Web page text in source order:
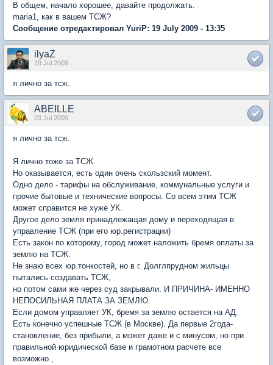
В общем, начало хорошее, давайте продолжать.
maria1, как в вашем ТСЖ?
Сообщение отредактировал YuriP: 19 July 2009 - 13:35
ilyaZ
19 Jul 2009
я лично за тсж.
ABEILLE
20 Jul 2009
я лично за тсж.
Я лично тоже за ТСЖ.
Но оказывается, есть один очень скользский момент.
Одно дело - тарифы на обслуживание, коммунальные услуги и
прочие бытовые и технические вопросы. Со всем этим ТСЖ
может справится не хуже УК.
Другое дело земля принадлежащая дому и переходящая в
управление ТСЖ (при его юр.регистрации)
Есть закон по которому, город может наложить бремя оплаты за
землю на ТСЖ.
Не знаю всех юр.тонкостей, но в г. Долглпрудном жильцы
пытались создавать ТСЖ,
но потом сами же через суд закрывали. И ПРИЧИНА- ИМЕННО
НЕПОСИЛЬНАЯ ПЛАТА ЗА ЗЕМЛЮ.
Если домом управляет УК, бремя за землю остается на АД.
Есть конечно успешные ТСЖ (в Москве). Да первые 2года-
становление, без прибыли, а может даже и с минусом, но при
правильной юридической базе и грамотном расчете все
возможно.,